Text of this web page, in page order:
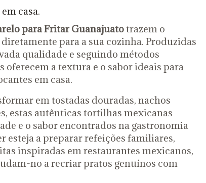
casa.
para Fritar Guanajuatotrazem o
para a sua cozinha. Produzidas
qualidade e seguindo métodos
a textura e o sabor ideais para
em casa.
em tostadas douradas, nachos
estas autênticas tortilhas mexicanas
e o sabor encontrados na gastronomia
esteja a preparar refeições familiares,
inspiradas em restaurantes mexicanos,
no a recriar pratos genuínos com